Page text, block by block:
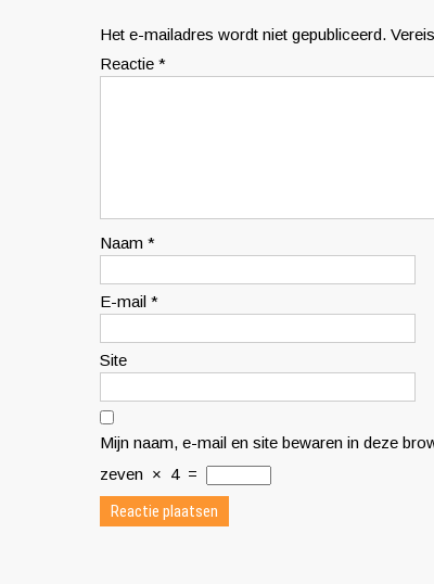
Het e-mailadres wordt niet gepubliceerd.
Reactie *
Naam *
E-mail *
Site
Mijn naam, e-mail en site bewaren in deze
zeven × 4 =